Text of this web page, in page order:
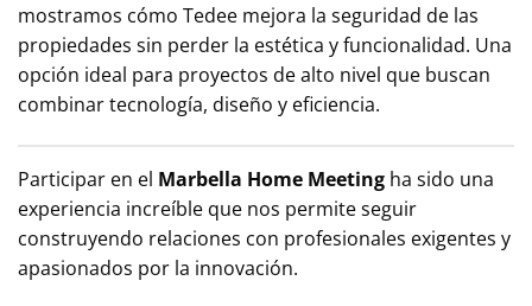
mostramos cómo Tedee mejora la seguridad de las
propiedades sin perder la estética y funcionalidad. Una
opción ideal para proyectos de alto nivel que buscan
combinar tecnología, diseño y eficiencia.
Participar en el Marbella Home Meeting ha sido una
experiencia increíble que nos permite seguir
construyendo relaciones con profesionales exigentes y
apasionados por la innovación.